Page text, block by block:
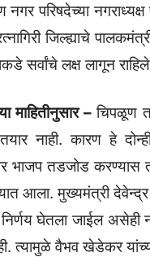
परिषदेच्या नगराध्यक्ष
जिल्ह्याचे
सर्वांचे लक्ष लागून
माहितीनुसार –चिपळूण
नाही. कारण हे
भाजप तडजोड
आला. मुख्यमंत्री
घेतला जाईल
त्यामुळे वैभव खेडेकर